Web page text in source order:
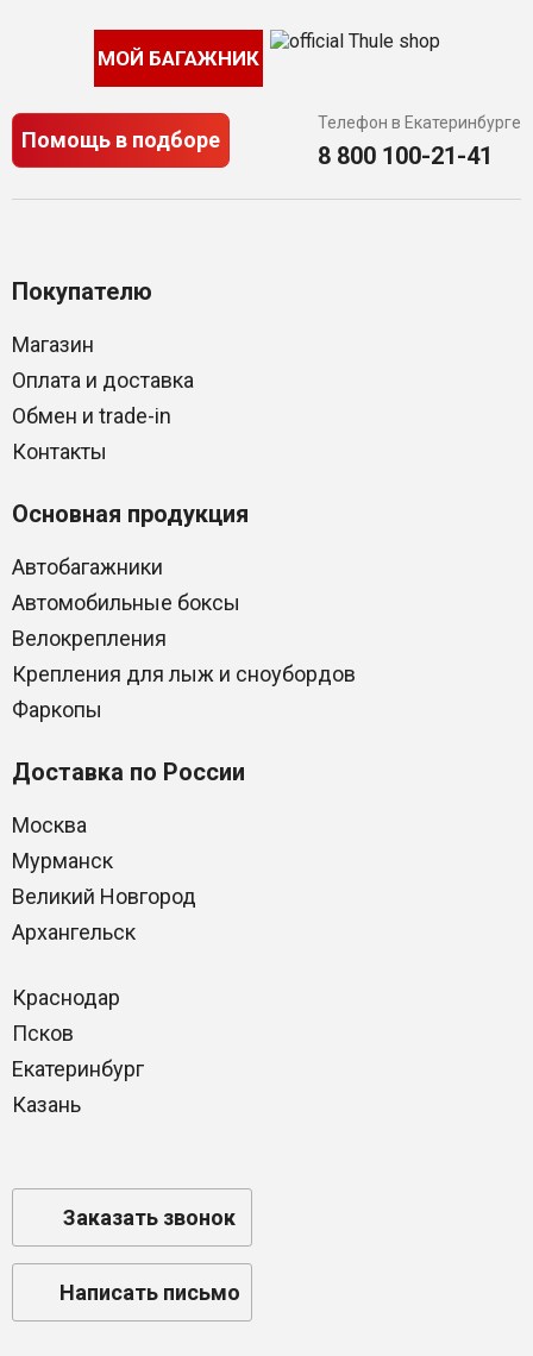
МОЙ БАГАЖНИК
Помощь в подборе
Телефон в Екатеринбурге
8 800 100-21-41
Покупателю
Магазин
Оплата и доставка
Обмен и trade-in
Контакты
Основная продукция
Автобагажники
Автомобильные боксы
Велокрепления
Крепления для лыж и сноубордов
Фаркопы
Доставка по России
Москва
Мурманск
Великий Новгород
Архангельск
Краснодар
Псков
Екатеринбург
Казань
Заказать звонок
Написать письмо